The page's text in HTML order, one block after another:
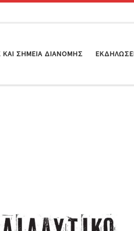
ΚΑΙ ΣΗΜΕΊΑ ΔΙΑΝΟΜΉΣ